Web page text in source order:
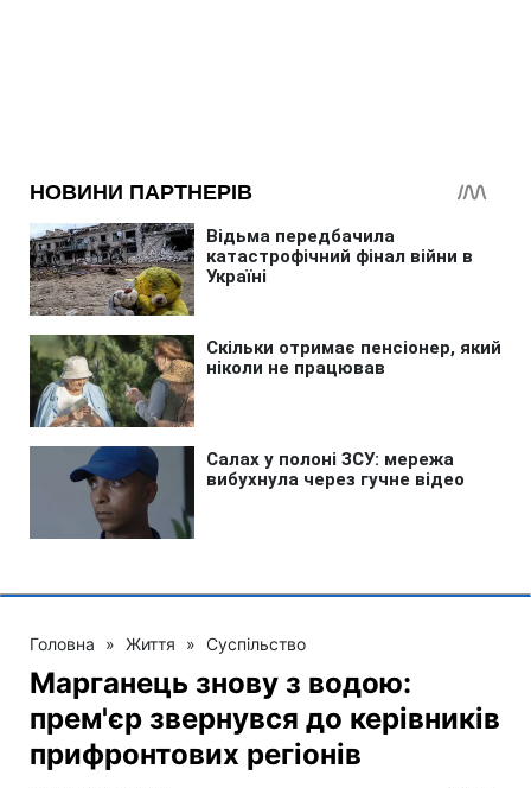
Головна » Життя » Суспільство
Марганець знову з водою:
прем'єр звернувся до керівників
прифронтових регіонів